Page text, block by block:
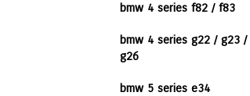
bmw 4 series f82 / f83
bmw 4 series g22 / g23 /
g26
bmw 5 series e34